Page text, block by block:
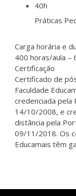
40h
Práticas
Carga horária e
400 horas/aula –
Certificação
Certificado de
Faculdade
credenciada pela
14/10/2008, e
distância pela
09/11/2018. Os
Educamais têm